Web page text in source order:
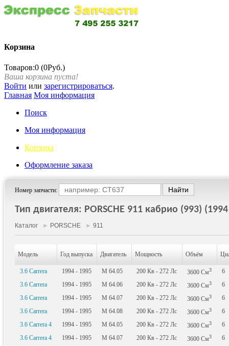
Корзина
Товаров:0 (0Руб.)
Ваша корзина пуста!
Войти или зарегистрироваться.
Главная Моя информация
Поиск
Моя информация
Корзина
Оформление заказа
Номер запчасти:
Тип двигателя: PORSCHE 911 кабрио (993)
Каталог ► PORSCHE ► 911
Модель Год выпуска Двигатель Мощность Объём
3.6 Carrera 1994 - 1995 M 64.05 200 Кв - 272 Лс 3600 См3
6
3.6 Carrera
1994 - 1995 M 64.06 200 Кв - 272 Лс 3600 См3
6
3.6 Carrera
1994 - 1995 M 64.07 200 Кв - 272 Лс 3600 См3
6
3.6 Carrera
1994 - 1995 M 64.08 200 Кв - 272 Лс 3600 См3
6
3.6 Carrera 4
1994 - 1995 M 64.05 200 Кв - 272 Лс 3600 См3
6
3.6 Carrera 4
1994 - 1995 M 64.07 200 Кв - 272 Лс 3600 См3
6